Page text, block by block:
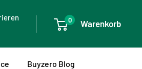
0 Warenkorb
Buyzero Blog